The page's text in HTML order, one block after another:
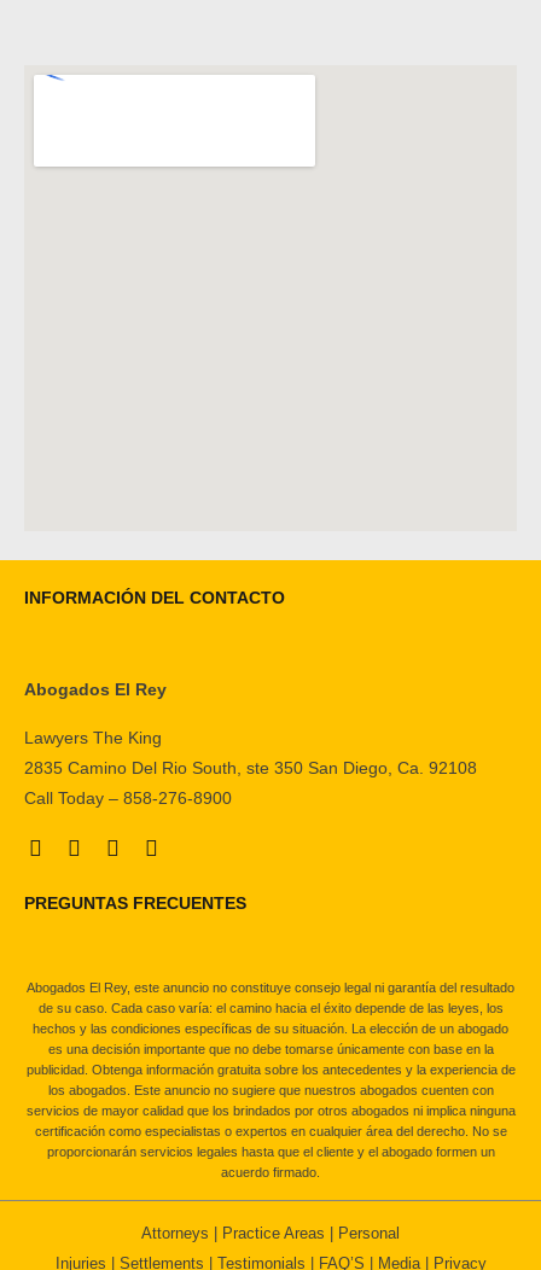
INFORMACIÓN DEL CONTACTO
Abogados El Rey
Lawyers The King
2835 Camino Del Rio South, ste 350 San Diego, Ca. 92108
Call Today – 858-276-8900
PREGUNTAS FRECUENTES
Abogados El Rey, este anuncio no constituye consejo legal ni garantía del resultado
de su caso. Cada caso varía: el camino hacia el éxito depende de las leyes, los
hechos y las condiciones específicas de su situación. La elección de un abogado
es una decisión importante que no debe tomarse únicamente con base en la
publicidad. Obtenga información gratuita sobre los antecedentes y la experiencia de
los abogados. Este anuncio no sugiere que nuestros abogados cuenten con
servicios de mayor calidad que los brindados por otros abogados ni implica ninguna
certificación como especialistas o expertos en cualquier área del derecho. No se
proporcionarán servicios legales hasta que el cliente y el abogado formen un
acuerdo firmado.
Attorneys Practice Areas
Personal
Injuries
Settlements Testimonials FAQ’S Media| Privacy